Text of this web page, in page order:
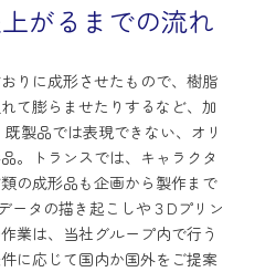
がるまでの流れ
りに成形させたもので、樹脂
て膨らませたりするなど、加
製品では表現できない、オリ
。トランスでは、キャラクタ
の成形品も企画から製作まで
ータの描き起こしや３Dプリン
業は、当社グループ内で行う
に応じて国内か国外をご提案